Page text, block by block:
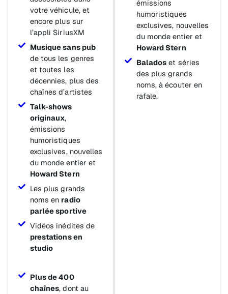
votre véhicule, et
encore plus sur
l’appli SiriusXM
Musique sans pub
de tous les genres
et toutes les
décennies, plus des
chaînes d’artistes
Talk-shows
originaux,
émissions
humoristiques
exclusives, nouvelles
du monde entier et
Howard Stern
Les plus grands
noms en radio
parlée sportive
Vidéos inédites de
prestations en
studio
Plus de 400
chaînes, dont au
émissions
humoristiques
exclusives, nouvelles
du monde entier et
Howard Stern
Balados et séries
des plus grands
noms, à écouter en
rafale.